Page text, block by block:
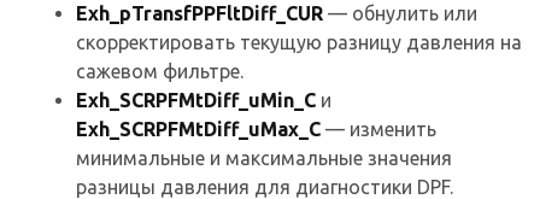
Exh_pTransfPPFltDiff_CUR — обнулить или
скорректировать текущую разницу давления на
сажевом фильтре.
Exh_SCRPFMtDiff_uMin_C и
Exh_SCRPFMtDiff_uMax_C — изменить
минимальные и максимальные значения
разницы давления для диагностики DPF.